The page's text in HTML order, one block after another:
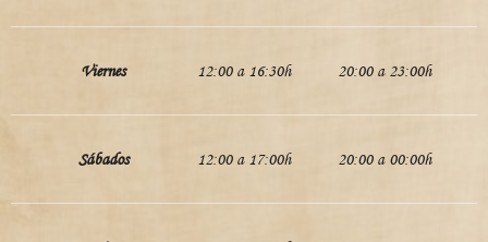
Viernes 12:00 a 16:30h 20:00 a 23:00h
Sábados 12:00 a 17:00h 20:00 a 00:00h